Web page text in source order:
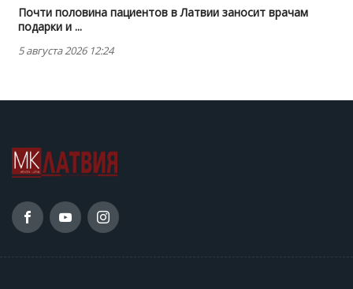
Почти половина пациентов в Латвии заносит врачам
подарки и ...
5 августа 2026 12:24